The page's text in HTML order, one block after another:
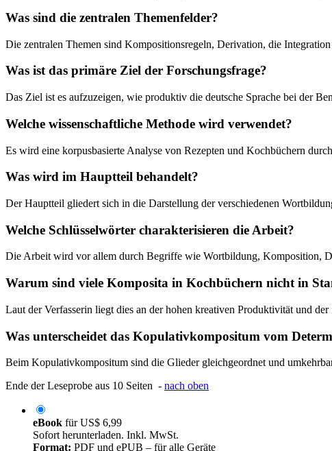
Was sind die zentralen Themenfelder?
Die zentralen Themen sind Kompositionsregeln, Derivation, die
Was ist das primäre Ziel der Forschungsfrage?
Das Ziel ist es aufzuzeigen, wie produktiv die deutsche Sprache bei der
Welche wissenschaftliche Methode wird verwendet?
Es wird eine korpusbasierte Analyse von Rezepten und Kochbüchern
Was wird im Hauptteil behandelt?
Der Hauptteil gliedert sich in die Darstellung der verschiedenen
Welche Schlüsselwörter charakterisieren die Arbeit?
Die Arbeit wird vor allem durch Begriffe wie Wortbildung, Komposition,
Warum sind viele Komposita in Kochbüchern nicht in
Laut der Verfasserin liegt dies an der hohen kreativen Produktivität und
Was unterscheidet das Kopulativkompositum vom
Beim Kopulativkompositum sind die Glieder gleichgeordnet und
Ende der Leseprobe aus 10 Seiten - nach oben
eBook fürUS$ 6,99
Sofort herunterladen. Inkl. MwSt.
Format: PDF und ePUB – für alle Geräte